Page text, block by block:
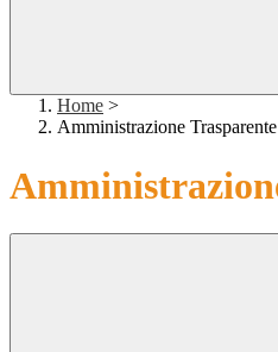
Home >
Amministrazione Trasparente